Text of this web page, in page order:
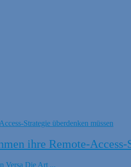
ihre Remote-Access-
Versa Die Art ...